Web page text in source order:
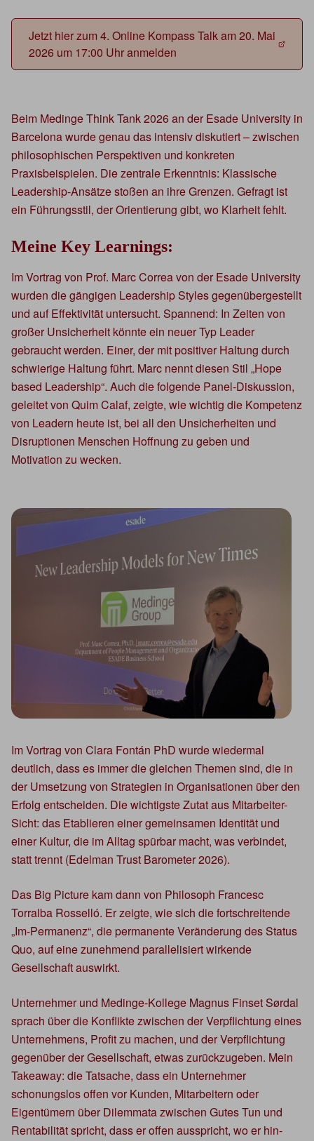
Jetzt hier zum 4. Online Kompass Talk am 20. Mai
2026 um 17:00 Uhr anmelden
Beim Medinge Think Tank 2026 an der Esade University in
Barcelona wurde genau das intensiv diskutiert – zwischen
philosophischen Perspektiven und konkreten
Praxisbeispielen. Die zentrale Erkenntnis: Klassische
Leadership-Ansätze stoßen an ihre Grenzen. Gefragt ist
ein Führungsstil, der Orientierung gibt, wo Klarheit fehlt.
Meine Key Learnings:
Im Vortrag von Prof. Marc Correa von der Esade University
wurden die gängigen Leadership Styles gegenübergestellt
und auf Effektivität untersucht. Spannend: In Zeiten von
großer Unsicherheit könnte ein neuer Typ Leader
gebraucht werden. Einer, der mit positiver Haltung durch
schwierige Haltung führt. Marc nennt diesen Stil „Hope
based Leadership“. Auch die folgende Panel-Diskussion,
geleitet von Quim Calaf, zeigte, wie wichtig die Kompetenz
von Leadern heute ist, bei all den Unsicherheiten und
Disruptionen Menschen Hoffnung zu geben und
Motivation zu wecken.
Im Vortrag von Clara Fontán PhD wurde wiedermal
deutlich, dass es immer die gleichen Themen sind, die in
der Umsetzung von Strategien in Organisationen über den
Erfolg entscheiden. Die wichtigste Zutat aus Mitarbeiter-
Sicht: das Etablieren einer gemeinsamen Identität und
einer Kultur, die im Alltag spürbar macht, was verbindet,
statt trennt (Edelman Trust Barometer 2026).
Das Big Picture kam dann von Philosoph Francesc
Torralba Rosselló. Er zeigte, wie sich die fortschreitende
„Im-Permanenz“, die permanente Veränderung des Status
Quo, auf eine zunehmend parallelisiert wirkende
Gesellschaft auswirkt.
Unternehmer und Medinge-Kollege Magnus Finset Sørdal
sprach über die Konflikte zwischen der Verpflichtung eines
Unternehmens, Profit zu machen, und der Verpflichtung
gegenüber der Gesellschaft, etwas zurückzugeben. Mein
Takeaway: die Tatsache, dass ein Unternehmer
schonungslos offen vor Kunden, Mitarbeitern oder
Eigentümern über Dilemmata zwischen Gutes Tun und
Rentabilität spricht, dass er offen ausspricht, wo er hin-